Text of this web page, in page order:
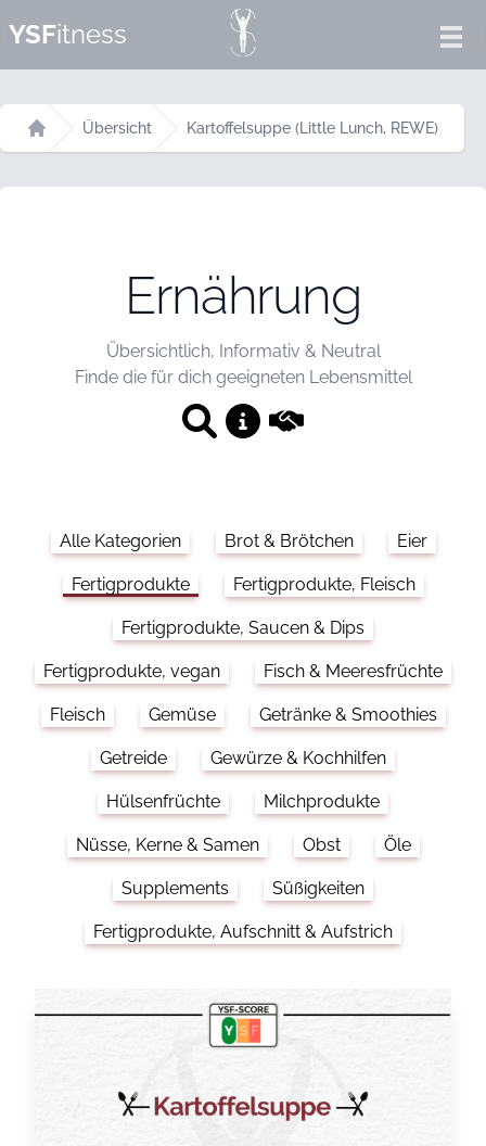
YSFitness
Startseite
Übersicht Kartoffelsuppe (Little Lunch, REWE)
Ernährung
Übersichtlich, Informativ & Neutral
Finde die für dich geeigneten Lebensmittel
Alle Kategorien Brot & Brötchen Eier
Fertigprodukte Fertigprodukte, Fleisch
Fertigprodukte, Saucen & Dips
Fertigprodukte, vegan Fisch & Meeresfrüchte
Fleisch Gemüse Getränke & Smoothies
Getreide Gewürze & Kochhilfen
Hülsenfrüchte Milchprodukte
Nüsse, Kerne & Samen Obst Öle
Supplements Süßigkeiten
Fertigprodukte, Aufschnitt & Aufstrich